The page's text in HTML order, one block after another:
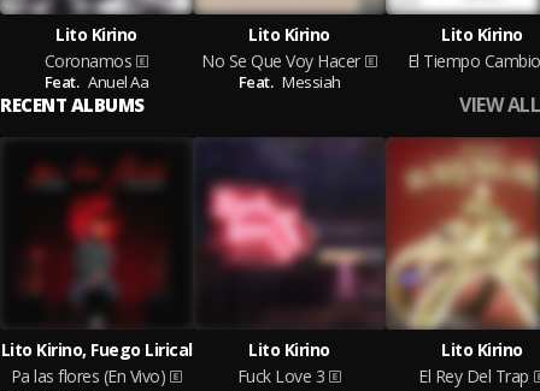
Lito Kirino
Coronamos
Feat. Anuel Aa
Lito Kirino
No Se Que Voy Hacer
Feat. Messiah
Lito Kirino
El Tiempo Cambio
RECENT ALBUMS VIEW ALL
Lito Kirino, Fuego Lirical
Pa las flores (En Vivo)
Lito Kirino
Fuck Love 3
Lito Kirino
El Rey Del Trap